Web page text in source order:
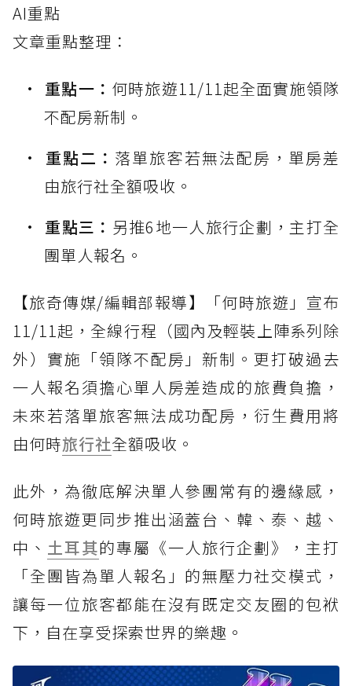
AI重點
文章重點整理：
重點一： 何時旅遊11/11起全面實施領隊
不配房新制。
重點二： 落單旅客若無法配房，單房差
由旅行社全額吸收。
重點三： 另推6地一人旅行企劃，主打全
團單人報名。
【旅奇傳媒/編輯部報導】「何時旅遊」宣布
11/11起，全線行程（國內及輕裝上陣系列除
外）實施「領隊不配房」新制。更打破過去
一人報名須擔心單人房差造成的旅費負擔，
未來若落單旅客無法成功配房，衍生費用將
由何時旅行社全額吸收。
此外，為徹底解決單人參團常有的邊緣感，
何時旅遊更同步推出涵蓋台、韓、泰、越、
中、 土耳其的專屬《一人旅行企劃》，主打
「全團皆為單人報名」的無壓力社交模式，
讓每一位旅客都能在沒有既定交友圈的包袱
下，自在享受探索世界的樂趣。